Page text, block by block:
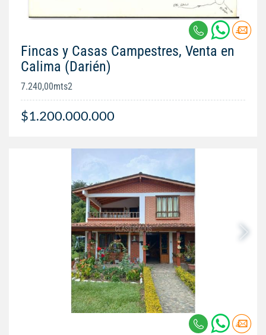
Fincas y Casas Campestres, Venta en
Calima (Darién)
7.240,00mts2
$1.200.000.000